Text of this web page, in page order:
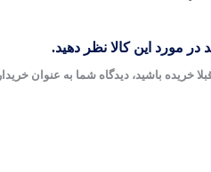
در مورد این کالا نظر دهید.
خریده باشید، دیدگاه شما به عنوان